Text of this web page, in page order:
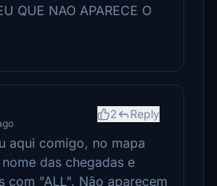
QUE NAO APARECE O
2 Reply
aqui comigo, no mapa
das chegadas e
com "ALL". Não aparecem